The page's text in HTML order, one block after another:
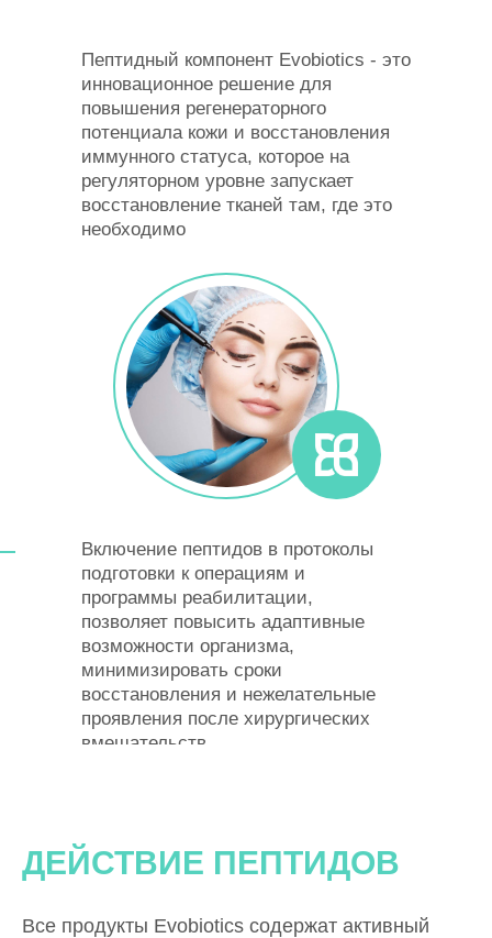
Пептидный компонент Evobiotics - это
инновационное решение для
повышения регенераторного
потенциала кожи и восстановления
иммунного статуса, которое на
регуляторном уровне запускает
восстановление тканей там, где это
необходимо
Включение пептидов в протоколы
подготовки к операциям и
программы реабилитации,
позволяет повысить адаптивные
возможности организма,
минимизировать сроки
восстановления и нежелательные
проявления после хирургических
вмешательств
ДЕЙСТВИЕ ПЕПТИДОВ
Все продукты Evobiotics содержат активный